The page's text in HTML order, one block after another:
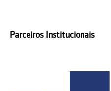
Parceiros Institucionais